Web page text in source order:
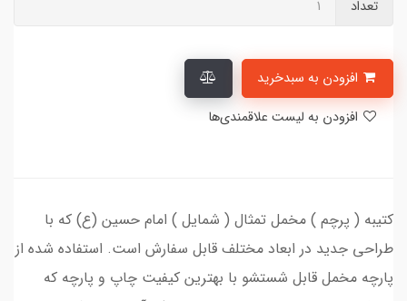
تعداد
کتیبه ( پرچم ) مخمل تمثال ( شمایل ) امام حسین (ع) که با
طراحی جدید در ابعاد مختلف قابل سفارش است. استفاده شده از
پارچه مخمل قابل شستشو با بهترین کیفیت چاپ و پارچه که